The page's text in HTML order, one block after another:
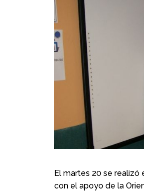
El martes 20 se realizó
con el apoyo de la